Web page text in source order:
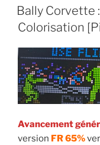
LE
Bally Corvette
Colorisation
Avancement
version FR 65%